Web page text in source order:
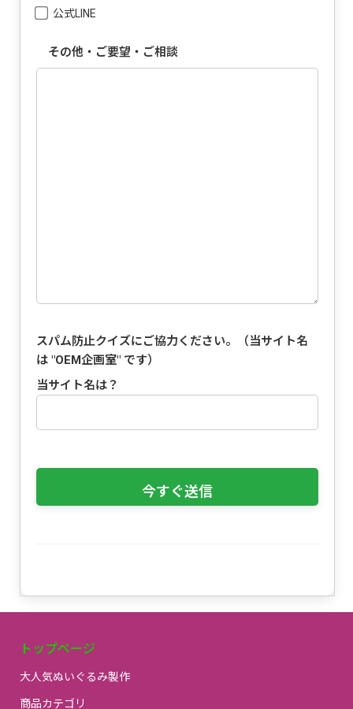
公式LINE
その他・ご要望・ご相談
スパム防止クイズにご協力ください。（当サイト名
は "OEM企画室" です）
当サイト名は？
トップページ
大人気ぬいぐるみ製作
商品カテゴリ